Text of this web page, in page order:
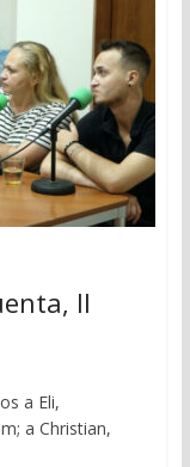
II
a Eli,
a Christian,